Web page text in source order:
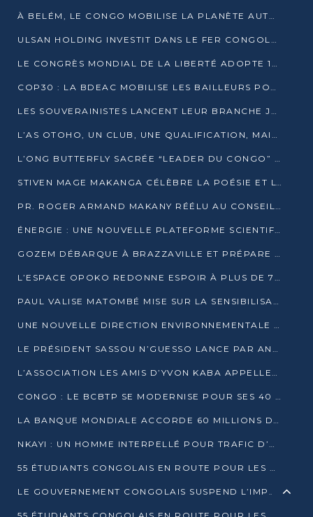
À BELÉM, LE CONGO MOBILISE LA PLANÈTE AUTOUR DU FONDS BLEU POUR LE BASSIN DU CONGO
ULSAN HOLDING INVESTIT DANS LE FER CONGOLAIS
LE CONGRÈS MONDIAL DE LA LIBERTÉ ADOPTE 14 RÉSOLUTIONS HISTORIQUES
COP30 : LA BDEAC MOBILISE LES BAILLEURS POUR LE FONDS BLEU DU BASSIN DU CONGO
LES SOUVERAINISTES LANCENT LEUR BRANCHE JEUNE À BRAZZAVILLE
L’AS OTOHO, UN CLUB, UNE QUALIFICATION, MAIS ENCORE DES DOUTES
L’ONG BUTTERFLY SACRÉE “LEADER DU CONGO” AU PRIX D’EXCELLENCE 2025
STIVEN MAGE MAKANGA CÉLÈBRE LA POÉSIE ET L’HUMAIN AVEC SON RECUEIL “HECTARE”
PR. ROGER ARMAND MAKANY RÉÉLU AU CONSEIL DE L’AUF
ÉNERGIE : UNE NOUVELLE PLATEFORME SCIENTIFIQUE POUR LA TRANSITION ÉNERGÉTIQUE EN AFRIQUE CENTRALE
GOZEM DÉBARQUE À BRAZZAVILLE ET PRÉPARE SON ARRIVÉE À POINTE-NOIRE
L’ESPACE OPOKO REDONNE ESPOIR À PLUS DE 775 ÉLÈVES AUTOCHTONES DANS LE NORD DU CONGO
PAUL VALISE MATOMBÉ MISE SUR LA SENSIBILISATION POUR ÉRAQUER LE GRAND BANDITISME
UNE NOUVELLE DIRECTION ENVIRONNEMENTALE POUR RENFORCER LA GESTION DES DONNÉES AU CONGO
LE PRÉSIDENT SASSOU N’GUESSO LANCE PAR ANTICIPATION LA 39ÈME JOURNÉE NATIONALE DE L’ARBRE
L’ASSOCIATION LES AMIS D’YVON KABA APPELLENT DENIS SASSOU N’GUESSO À SE PORTER CANDIDAT
CONGO : LE BCBTP SE MODERNISE POUR SES 40 ANS D’EXISTENCE
LA BANQUE MONDIALE ACCORDE 60 MILLIONS DE DOLLARS POUR LA RÉSILIENCE URBAINE AU CONGO
NKAYI : UN HOMME INTERPELLÉ POUR TRAFIC D’UN BÉBÉ CHIMPANZÉ
55 ÉTUDIANTS CONGOLAIS EN ROUTE POUR LES UNIVERSITÉS ALGÉRIENNES
LE GOUVERNEMENT CONGOLAIS SUSPEND L’IMPORTATION DES MACHETTES ET DES MOTOS